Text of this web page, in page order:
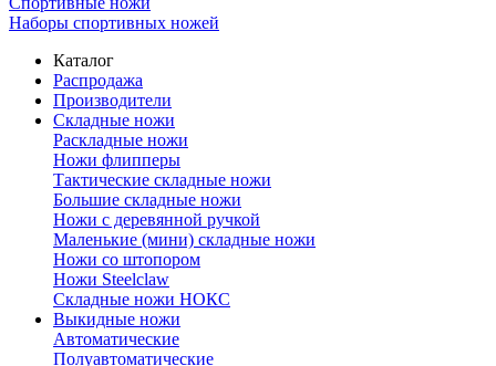
Наборы спортивных ножей
Каталог
Распродажа
Производители
Складные ножи
Раскладные ножи
Ножи флипперы
Тактические складные ножи
Большие складные ножи
Ножи с деревянной ручкой
Маленькие (мини) складные ножи
Ножи со штопором
Ножи Steelclaw
Складные ножи НОКС
Выкидные ножи
Автоматические
Полуавтоматические